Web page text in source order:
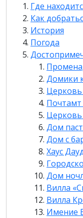
Где
Как
История
Погода
Домики
Дом
Дом с
Хаус
Дом
Вилла
Вилла
Имение